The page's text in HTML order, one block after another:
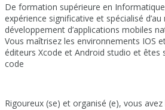
De formation supérieure en
expérience significative et spécialisé
développement d’applications mobiles
Vous maîtrisez les environnements IOS
éditeurs Xcode et Android studio et êtes
code
Rigoureux (se) et organisé (e), vous avez